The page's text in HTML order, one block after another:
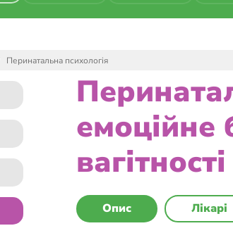
Перинатальна психологія
емоційне
вагітності
Опис Лікарі